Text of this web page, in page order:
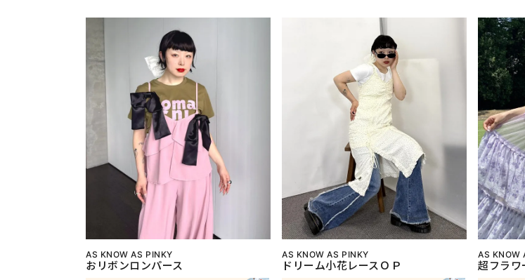
AS KNOW AS PINKY
おリボンロンパース
AS KNOW AS PINKY
ドリーム小花レースＯＰ
AS KNOW
超フラワ